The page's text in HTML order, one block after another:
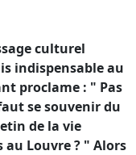
culturel
indispensable au
proclame : " Pas
se souvenir du
de la vie
Louvre ? " Alors